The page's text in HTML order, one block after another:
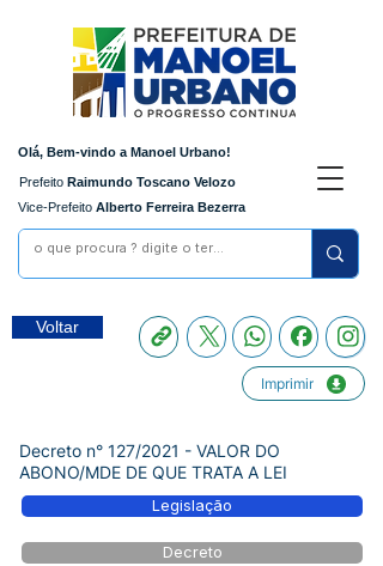
Olá, Bem-vindo a Manoel Urbano!
Prefeito Raimundo Toscano Velozo
Vice-Prefeito Alberto Ferreira Bezerra
Voltar
Imprimir
Decreto n° 127/2021 - VALOR DO
ABONO/MDE DE QUE TRATA A LEI
Legislação
Decreto